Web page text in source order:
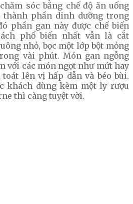
sóc bằng chế độ ăn uống
thành phần dinh dưỡng trong
phần gan này được chế biến
phổ biến nhất vẫn là cắt
nhỏ, bọc một lớp bột mỏng
vài phút. Món gan ngỗng
với các món ngọt như mứt hay
lên vị hấp dẫn và béo bùi.
khách dùng kèm một ly rượu
thì càng tuyệt vời.